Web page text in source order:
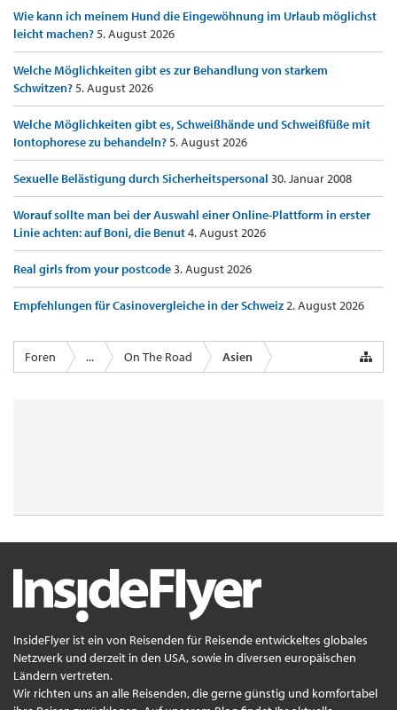
Wie kann ich meinem Hund die Eingewöhnung im Urlaub möglichst
leicht machen?5. August 2026
Welche Möglichkeiten gibt es zur Behandlung von starkem
Schwitzen?5. August 2026
Welche Möglichkeiten gibt es, Schweißhände und Schweißfüße mit
Iontophorese zu behandeln?5. August 2026
Sexuelle Belästigung durch Sicherheitspersonal 30. Januar 2008
Worauf sollte man bei der Auswahl einer Online-Plattform in erster
Linie achten: auf Boni, die Benut4. August 2026
Real girls from your postcode3. August 2026
Empfehlungen für Casinovergleiche in der Schweiz2. August 2026
Foren ... On The Road Asien
InsideFlyer ist ein von Reisenden für Reisende entwickeltes globales
Netzwerk und derzeit in den USA, sowie in diversen europäischen
Ländern vertreten.
Wir richten uns an alle Reisenden, die gerne günstig und komfortabel